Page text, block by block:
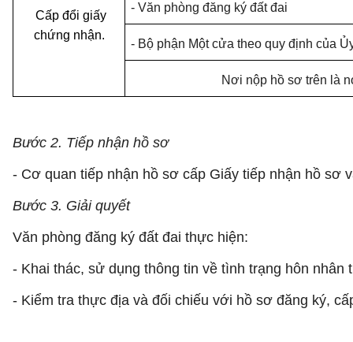
Cấp đổi giấy
chứng nhận.
- Văn phòng đăng ký đất đai
- Bộ phận Một cửa theo quy định của
Nơi nộp hồ sơ trên là
Bước 2. Tiếp nhận hồ sơ
- Cơ quan tiếp nhận hồ sơ cấp Giấy tiếp nhận hồ sơ
Bước 3. Giải quyết
Văn phòng đăng ký đất đai thực hiện:
- Khai thác, sử dụng thông tin về tình trạng hôn nhân
- Kiểm tra thực địa và đối chiếu với hồ sơ đăng ký,